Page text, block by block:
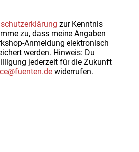
zur Kenntnis
zu, dass meine Angaben
Anmeldung elektronisch
werden. Hinweis: Du
jederzeit für die Zukunft
widerrufen.